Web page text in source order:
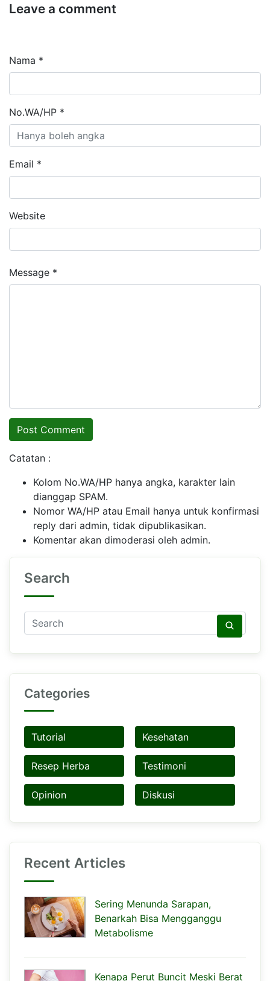
Leave a comment
Nama *
No.WA/HP *
Email *
Website
Message *
Catatan :
Kolom No.WA/HP hanya angka, karakter lain
dianggap SPAM.
Nomor WA/HP atau Email hanya untuk konfirmasi
reply dari admin, tidak dipublikasikan.
Komentar akan dimoderasi oleh admin.
Search
Categories
Tutorial Kesehatan
Resep Herba Testimoni
Opinion Diskusi
Recent Articles
Sering Menunda Sarapan,
Benarkah Bisa Mengganggu
Metabolisme
Kenapa Perut Buncit Meski Berat